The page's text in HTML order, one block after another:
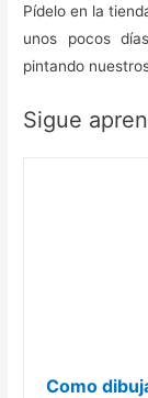
Pídelo en la
unos pocos
pintando
Sigue
Como